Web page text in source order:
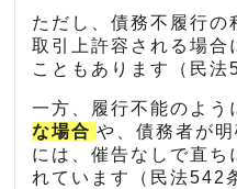
ただし、債務不履行の
取引上許容される場合
こともあります（民法
一方、履行不能のよう
な場合 や、債務者が
には、催告なしで直ち
れています（民法542